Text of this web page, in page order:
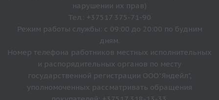
нарушении их прав)
Тел.: +37517 375-71-90
Режим работы службы: с 09:00 до 20:00 по будним
дням.
Номер телефона работников местных исполнительных
и распорядительных органов по месту
государственной регистрации ООО"Яндейл",
уполномоченных рассматривать обращения